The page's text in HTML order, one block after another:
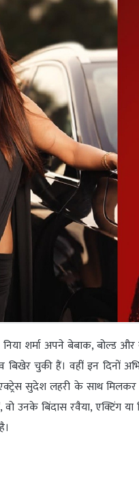
निया शर्मा अपने बेबाक, बोल्ड
चुकी हैं। वहीं इन दिनों
सुदेश लहरी के साथ मिलकर
उनके बिंदास रवैया, एक्टिंग